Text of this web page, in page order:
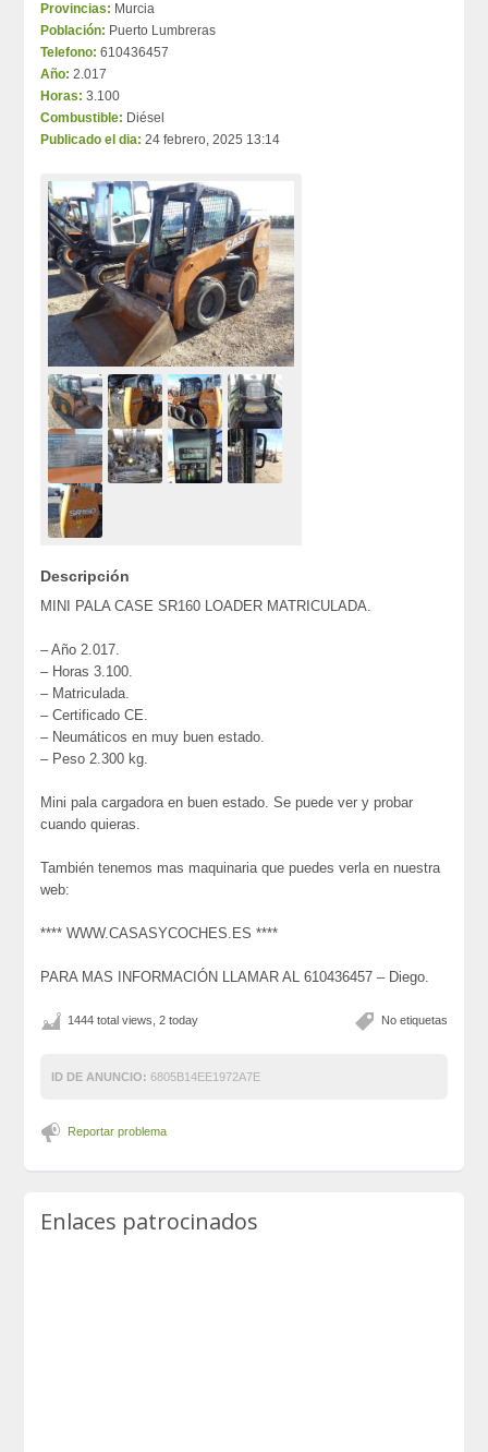
Provincias: Murcia
Población: Puerto Lumbreras
Telefono: 610436457
Año: 2.017
Horas: 3.100
Combustible: Diésel
Publicado el dia: 24 febrero, 2025 13:14
Descripción
MINI PALA CASE SR160 LOADER MATRICULADA.
– Año 2.017.
– Horas 3.100.
– Matriculada.
– Certificado CE.
– Neumáticos en muy buen estado.
– Peso 2.300 kg.
Mini pala cargadora en buen estado. Se puede ver y probar
cuando quieras.
También tenemos mas maquinaria que puedes verla en nuestra
web:
**** WWW.CASASYCOCHES.ES ****
PARA MAS INFORMACIÓN LLAMAR AL 610436457 – Diego.
No etiquetas
1444 total views, 2 today
ID DE ANUNCIO: 6805B14EE1972A7E
Reportar problema
Enlaces patrocinados